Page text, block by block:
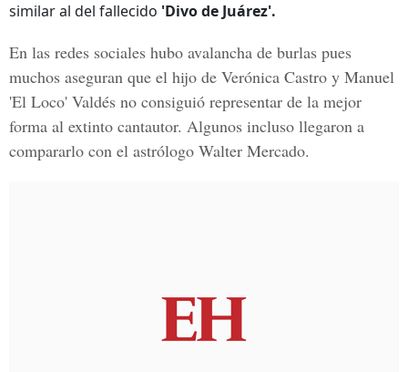
similar al del fallecido 'Divo de Juárez'.
En las redes sociales hubo avalancha de burlas pues
muchos aseguran que el hijo de Verónica Castro y Manuel
'El Loco' Valdés no consiguió representar de la mejor
forma al extinto cantautor. Algunos incluso llegaron a
compararlo con el astrólogo Walter Mercado.